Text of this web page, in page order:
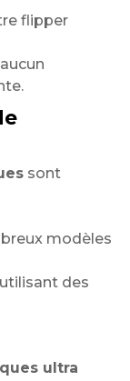
flipper
sont
modèles
des
ultra